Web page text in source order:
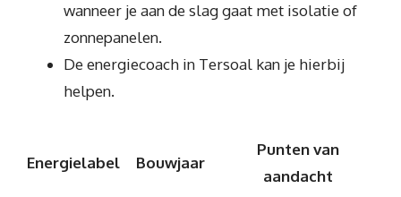
wanneer je aan de slag gaat met isolatie of
zonnepanelen.
De energiecoach in Tersoal kan je hierbij
helpen.
Energielabel Bouwjaar
Punten van
aandacht